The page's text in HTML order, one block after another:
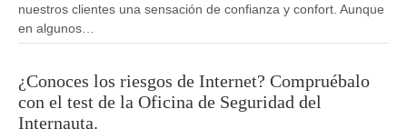
nuestros clientes una sensación de confianza y confort. Aunque
en algunos…
¿Conoces los riesgos de Internet? Compruébalo
con el test de la Oficina de Seguridad del
Internauta.